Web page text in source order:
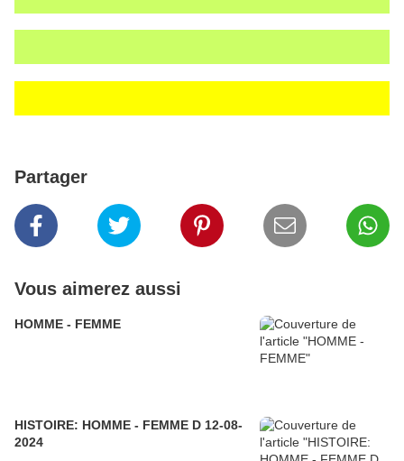
Partager
Vous aimerez aussi
HOMME - FEMME
HISTOIRE: HOMME - FEMME D 12-08-
2024